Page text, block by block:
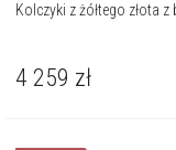
Kolczyki z żółtego złota
4 259 zł